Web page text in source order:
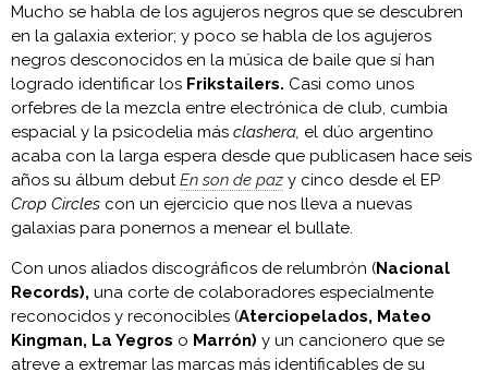
Mucho se habla de los agujeros negros que se descubren
en la galaxia exterior; y poco se habla de los agujeros
negros desconocidos en la música de baile que sí han
logrado identificar los Frikstailers. Casi como unos
orfebres de la mezcla entre electrónica de club, cumbia
espacial y la psicodelia más clashera, el dúo argentino
acaba con la larga espera desde que publicasen hace seis
años su álbum debutEn son de paz y cinco desde el EP
Crop Circles con un ejercicio que nos lleva a nuevas
galaxias para ponernos a menear el bullate.
Con unos aliados discográficos de relumbrón (Nacional
Records), una corte de colaboradores especialmente
reconocidos y reconocibles (Aterciopelados, Mateo
Kingman, La Yegros o Marrón) y un cancionero que se
atreve a extremar las marcas más identificables de su